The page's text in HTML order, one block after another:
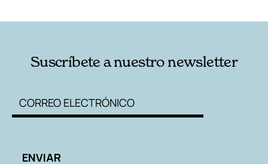
Suscríbete a nuestro newsletter